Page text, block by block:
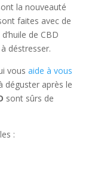
la nouveauté
faites avec de
de CBD
déstresser.
vous aide à vous
déguster après le
sont sûrs de
: